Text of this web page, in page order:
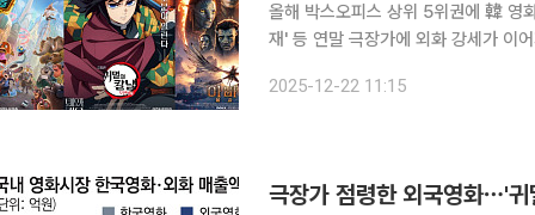
올해 박스오피스 상위 5위권에 韓 영화 단 1편 '주토피아 2', '귀멸의 칼날 : 무한
재' 등 연말 극장가에 외화 강세가 이
화관입장권통합전산망 수치를 분석한
2025-12-22 11:15
극장가 점령한 외국영화⋯'